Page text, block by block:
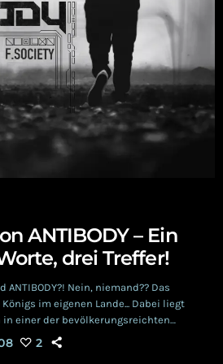
ANTIBODY – Ein
drei Treffer!
Nein, niemand?? Das
im eigenen Lande... Dabei liegt
einer der bevölkerungsreichten
Der feine Herr kommt aus der
also mitten aus Bottrop im
2